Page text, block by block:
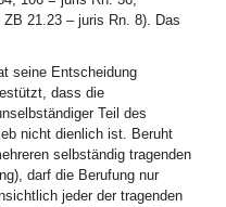
21.23 – juris Rn. 8). Das
seine Entscheidung
dass die
Teil des
nicht dienlich ist. Beruht
selbständig tragenden
darf die Berufung nur
jeder der tragenden